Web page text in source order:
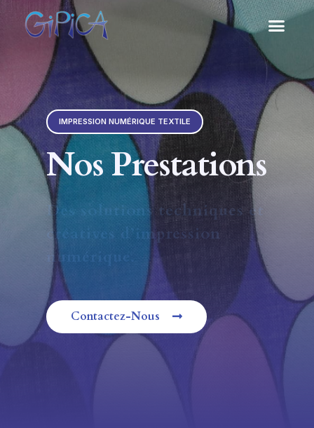
IMPRESSION NUMÉRIQUE TEXTILE
Nos Prestations
Des solutions techniques et
créatives d’impression
numérique.
Contactez-Nous